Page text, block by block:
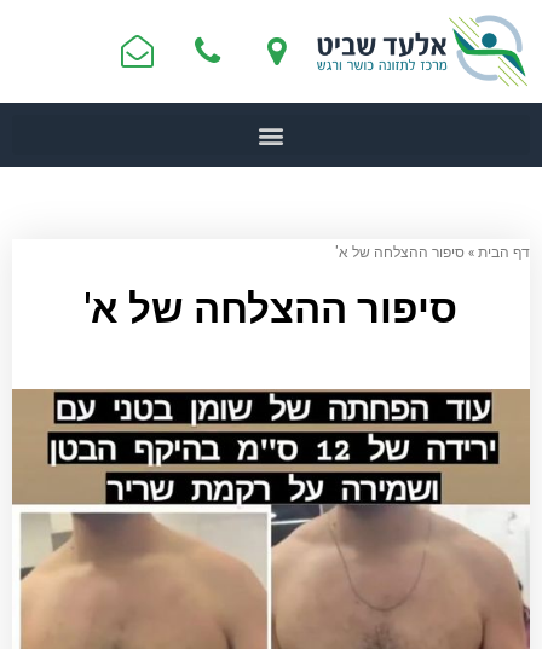
דף הבית»סיפור ההצלחה של א'
סיפור ההצלחה של א'